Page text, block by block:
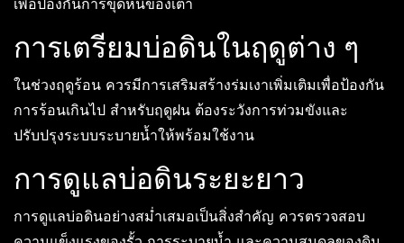
เพื่อป้องกันการขุดหนีของเต่า
การเตรียมบ่อดินในฤดูต่าง ๆ
ในช่วงฤดูร้อน ควรมีการเสริมสร้างร่มเงาเพิ่มเติมเพื่อป้องกัน
การร้อนเกินไป สำหรับฤดูฝน ต้องระวังการท่วมขังและ
ปรับปรุงระบบระบายน้ำให้พร้อมใช้งาน
การดูแลบ่อดินระยะยาว
การดูแลบ่อดินอย่างสม่ำเสมอเป็นสิ่งสำคัญ ควรตรวจสอบ